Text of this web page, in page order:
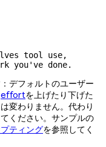
tool use,
you've done.
デフォルトのユーザー
effortを上げたり下げた
変わりません。代わり
ください。サンプルの
ティングを参照してく